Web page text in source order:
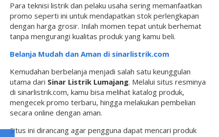
Para teknisi listrik dan pelaku usaha sering memanfaatkan
promo seperti ini untuk mendapatkan stok perlengkapan
dengan harga grosir. Inilah momen tepat untuk berhemat
tanpa mengurangi kualitas produk yang kamu beli.
Belanja Mudah dan Aman di sinarlistrik.com
Kemudahan berbelanja menjadi salah satu keunggulan
utama dari Sinar Listrik Lumajang. Melalui situs resminya
di sinarlistrik.com, kamu bisa melihat katalog produk,
mengecek promo terbaru, hingga melakukan pembelian
secara online dengan aman.
Situs ini dirancang agar pengguna dapat mencari produk